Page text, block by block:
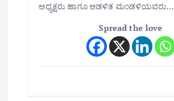
ಅಧ್ಯಕ್ಷರು ಹಾಗೂ ಆಡಳಿತ ಮಂಡಳಿಯವರು…
Spread the love